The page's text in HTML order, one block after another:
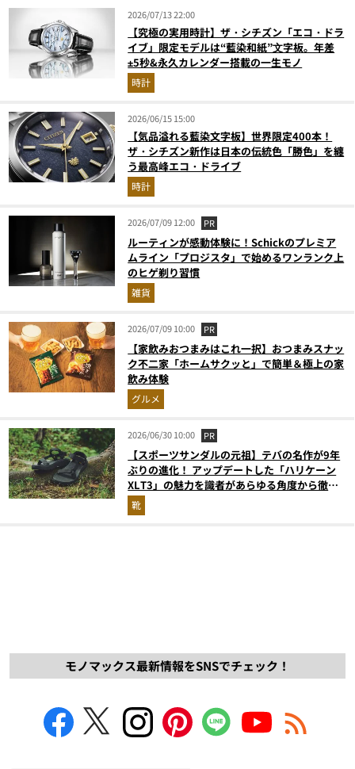
2026/07/13 22:00
【究極の実用時計】ザ・シチズン「エコ・ドラ
イブ」限定モデルは“藍染和紙”⽂字板。年差
±5秒&永久カレンダー搭載の一生モノ
時計
2026/06/15 15:00
【気品溢れる藍染文字板】世界限定400本！
ザ・シチズン新作は日本の伝統色「勝色」を纏
う最高峰エコ・ドライブ
時計
2026/07/09 12:00 PR
ルーティンが感動体験に！Schickのプレミア
ムライン「プロジスタ」で始めるワンランク上
のヒゲ剃り習慣
雑貨
2026/07/09 10:00 PR
【家飲みおつまみはこれ一択】おつまみスナッ
ク不二家「ホームサクッと」で簡単＆極上の家
飲み体験
グルメ
2026/06/30 10:00 PR
【スポーツサンダルの元祖】テバの名作が9年
ぶりの進化！ アップデートした「ハリケーン
XLT3」の魅力を識者があらゆる角度から徹底
解説！
靴
モノマックス最新情報をSNSでチェック！